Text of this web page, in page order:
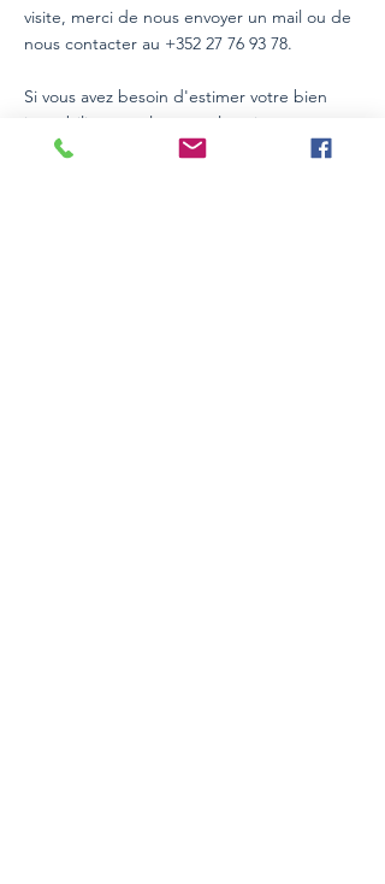
visite, merci de nous envoyer un mail ou de
nous contacter au +352 27 76 93 78.
Si vous avez besoin d'estimer votre bien
immobilier pour la vente, location ou toute
autre raison, l’équipe SRMÉDIATION est à